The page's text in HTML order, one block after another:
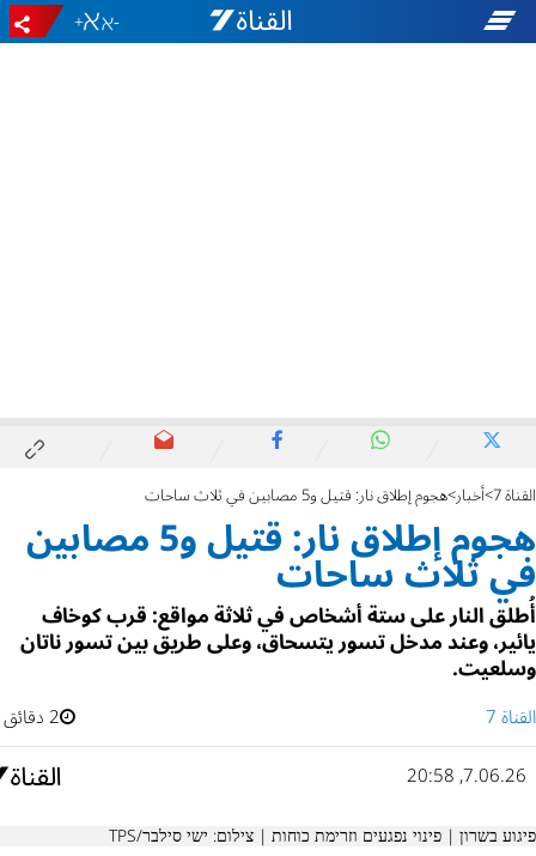
-
+
القناة 7 أخبار هجوم إطلاق نار: قتيل و5 مصابين في ثلاث ساحات
هجوم إطلاق نار: قتيل و5 مصابين في ثلاث ساحات
أُطلق النار على ستة أشخاص في ثلاثة مواقع: قرب كوخاف
يائير، وعند مدخل تسور يتسحاق، وعلى طريق بين تسور ناتان
وسلعيت.
القناة 7
2 دقائق
7.06.26, 20:58
פיגוע בשרון | פינוי נפגעים וזרימת כוחות | צילום: ישי סילבר/TPS